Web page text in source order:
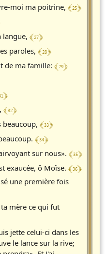
moi ma poitrine, ﴾ 25 ﴿
﴾ 27 ﴿
paroles, ﴾ 28 ﴿
de ma famille: ﴾ 29 ﴿
﴾
﴾ 32 ﴿
﴾ 33 ﴿
﴾ 34 ﴿
sur nous». ﴾ 35 ﴿
exaucée, ô Moïse. ﴾ 36 ﴿
une première fois
mère ce qui fut
jette celui-ci dans les
le lance sur la rive;